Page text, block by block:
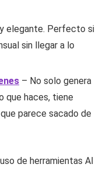
elegante. Perfecto si
sin llegar a lo
– No solo genera
que haces, tiene
parece sacado de
de herramientas AI